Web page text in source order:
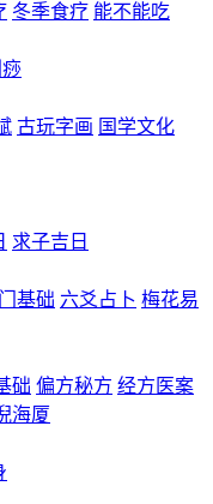
冬季食疗 能不能吃
古玩字画 国学文化
求子吉日
基础 六爻占卜 梅花易
础 偏方秘方 经方医案
海厦